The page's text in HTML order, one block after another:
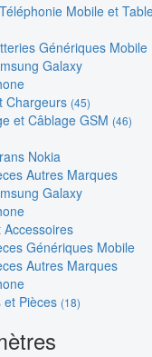
Mobile et
Génériques Mobile
Galaxy
Chargeurs (45)
et Câblage GSM (46)
Nokia
Autres Marques
Galaxy
Accessoires
Génériques Mobile
Autres Marques
et Pièces (18)